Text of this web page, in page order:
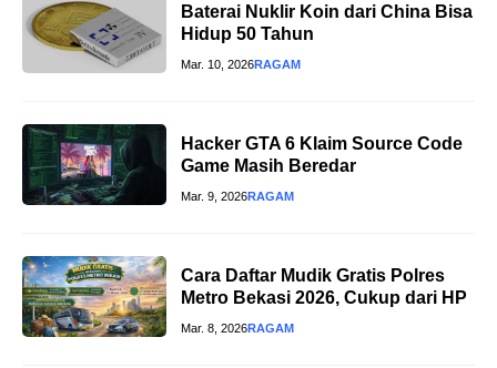
Baterai Nuklir Koin dari China Bisa
Hidup 50 Tahun
Mar. 10, 2026RAGAM
Hacker GTA 6 Klaim Source Code
Game Masih Beredar
Mar. 9, 2026RAGAM
Cara Daftar Mudik Gratis Polres
Metro Bekasi 2026, Cukup dari HP
Mar. 8, 2026RAGAM